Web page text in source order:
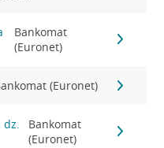
Bankomat
(Euronet)
(Euronet)
dz.
Bankomat
(Euronet)